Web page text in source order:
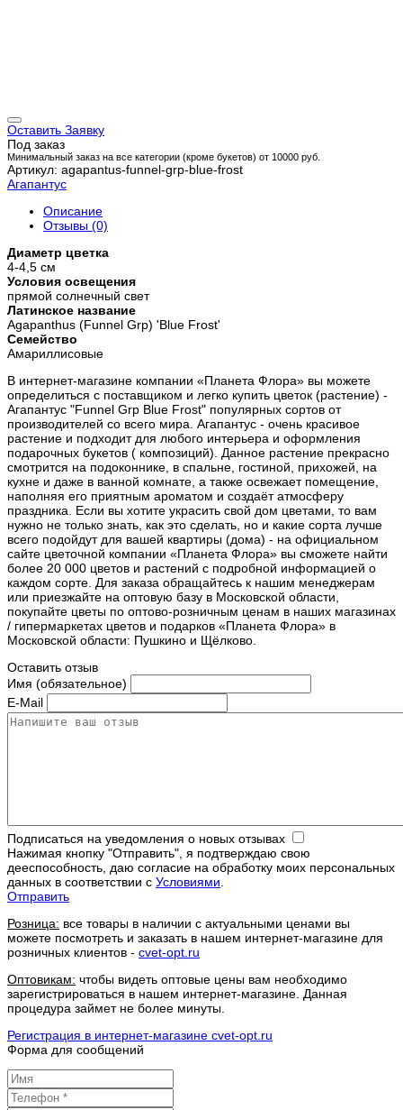
Оставить Заявку
Под заказ
Минимальный заказ на все категории (кроме букетов) от 10000 руб.
Артикул: agapantus-funnel-grp-blue-frost
Агапантус
Описание
Отзывы (0)
Диаметр цветка
4-4,5 см
Условия освещения
прямой солнечный свет
Латинское название
Agapanthus (Funnel Grp) 'Blue Frost'
Семейство
Амариллисовые
В интернет-магазине компании «Планета Флора» вы можете
определиться с поставщиком и легко купить цветок (растение) -
Агапантус "Funnel Grp Blue Frost" популярных сортов от
производителей со всего мира. Агапантус - очень красивое
растение и подходит для любого интерьера и оформления
подарочных букетов ( композиций). Данное растение прекрасно
смотрится на подоконнике, в спальне, гостиной, прихожей, на
кухне и даже в ванной комнате, а также освежает помещение,
наполняя его приятным ароматом и создаёт атмосферу
праздника. Если вы хотите украсить свой дом цветами, то вам
нужно не только знать, как это сделать, но и какие сорта лучше
всего подойдут для вашей квартиры (дома) - на официальном
сайте цветочной компании «Планета Флора» вы сможете найти
более 20 000 цветов и растений с подробной информацией о
каждом сорте. Для заказа обращайтесь к нашим менеджерам
или приезжайте на оптовую базу в Московской области,
покупайте цветы по оптово-розничным ценам в наших магазинах
/ гипермаркетах цветов и подарков «Планета Флора» в
Московской области: Пушкино и Щёлково.
Оставить отзыв
Имя (обязательное)
E-Mail
Подписаться на уведомления о новых отзывах
Нажимая кнопку "Отправить", я подтверждаю свою
дееспособность, даю согласие на обработку моих персональных
данных в соответствии с Условиями.
Отправить
Розница: все товары в наличии с актуальными ценами вы
можете посмотреть и заказать в нашем интернет-магазине для
розничных клиентов - cvet-opt.ru
Оптовикам: чтобы видеть оптовые цены вам необходимо
зарегистрироваться в нашем интернет-магазине. Данная
процедура займет не более минуты.
Регистрация в интернет-магазине cvet-opt.ru
Форма для сообщений